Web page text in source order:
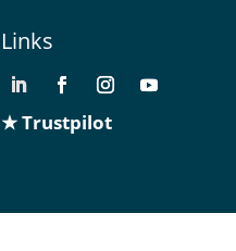
Links
★ Trustpilot